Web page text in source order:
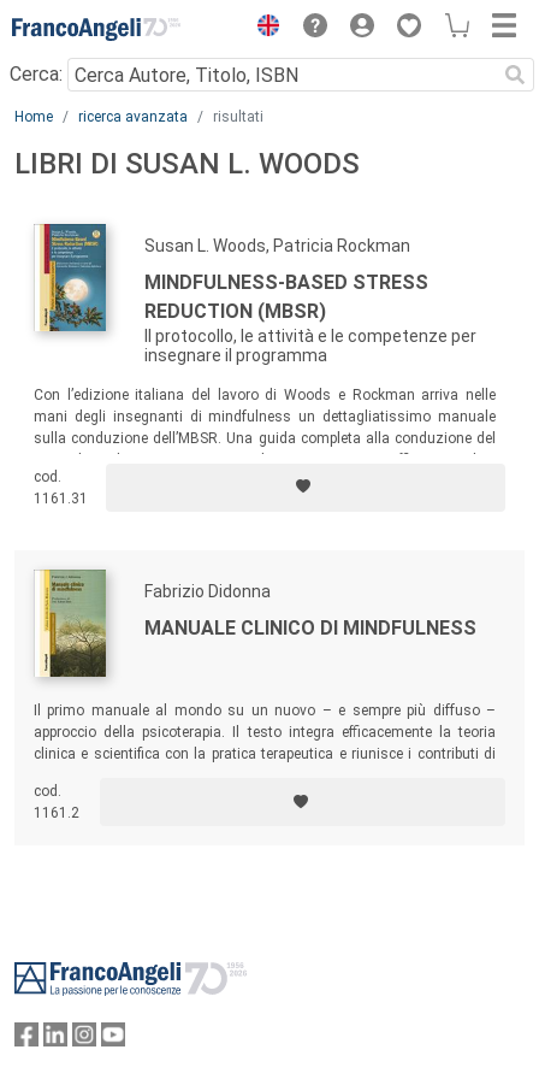
Menu
Cerca:
Main content
Home ricerca avanzata risultati
LIBRI DI SUSAN L. WOODS
Susan L. Woods, Patricia Rockman
MINDFULNESS-BASED STRESS
REDUCTION (MBSR)
Il protocollo, le attività e le competenze per
insegnare il programma
Con l’edizione italiana del lavoro di Woods e Rockman arriva nelle
mani degli insegnanti di mindfulness un dettagliatissimo manuale
sulla conduzione dell’MBSR. Una guida completa alla conduzione del
l’inquiry una parte essenziale del percorso; rispondere ai bisogni del
gruppo; trasmettere il cuore e l’essenza dell’MBSR.
cod.
1161.31
Fabrizio Didonna
MANUALE CLINICO DI MINDFULNESS
Il primo manuale al mondo su un nuovo – e sempre più diffuso –
approccio della psicoterapia. Il testo integra efficacemente la teoria
clinica e scientifica con la pratica terapeutica e riunisce i contributi di
campo degli interventi basati sulla
mindfulness
cod.
1161.2